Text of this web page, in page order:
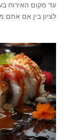
עד מקום האירוח
לציון בין אם אתם